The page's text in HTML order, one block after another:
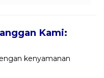
Kami:
kenyamanan